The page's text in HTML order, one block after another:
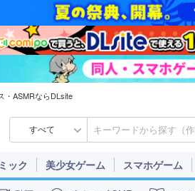
・ASMRならDLsite
すべて
ック 美少女ゲーム スマホゲーム